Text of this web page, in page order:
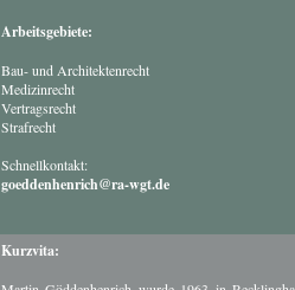
Arbeitsgebiete:
Bau- und Architektenrecht
Medizinrecht
Vertragsrecht
Strafrecht
Schnellkontakt:
goeddenhenrich@ra-wgt.de
Kurzvita: